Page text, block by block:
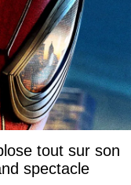
tout sur son
spectacle